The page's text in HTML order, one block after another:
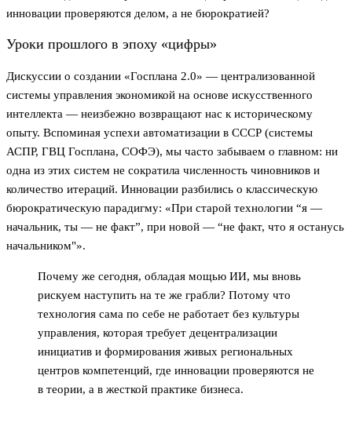
инновации проверяются делом, а не бюрократией?
Уроки прошлого в эпоху «цифры»
Дискуссии о создании «Госплана 2.0» — централизованной
системы управления экономикой на основе искусственного
интеллекта — неизбежно возвращают нас к историческому
опыту. Вспоминая успехи автоматизации в СССР (системы
АСПР, ГВЦ Госплана, СОФЭ), мы часто забываем о главном: ни
одна из этих систем не сократила численность чиновников и
количество итераций. Инновации разбились о классическую
бюрократическую парадигму: «При старой технологии “я —
начальник, ты — не факт”, при новой — “не факт, что я останусь
начальником"».
Почему же сегодня, обладая мощью ИИ, мы вновь
рискуем наступить на те же грабли? Потому что
технология сама по себе не работает без культуры
управления, которая требует децентрализации
инициатив и формирования живых региональных
центров компетенций, где инновации проверяются не
в теории, а в жесткой практике бизнеса.